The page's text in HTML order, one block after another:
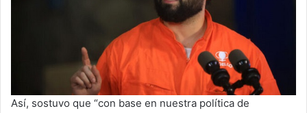
Así, sostuvo que “con base en nuestra política de